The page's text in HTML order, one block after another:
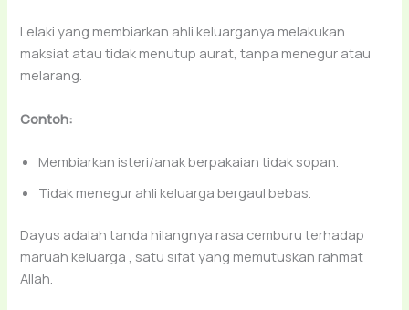
Lelaki yang membiarkan ahli keluarganya melakukan
maksiat atau tidak menutup aurat, tanpa menegur atau
melarang.
Contoh:
Membiarkan isteri/anak berpakaian tidak sopan.
Tidak menegur ahli keluarga bergaul bebas.
Dayus adalah tanda hilangnya rasa cemburu terhadap
maruah keluarga , satu sifat yang memutuskan rahmat
Allah.